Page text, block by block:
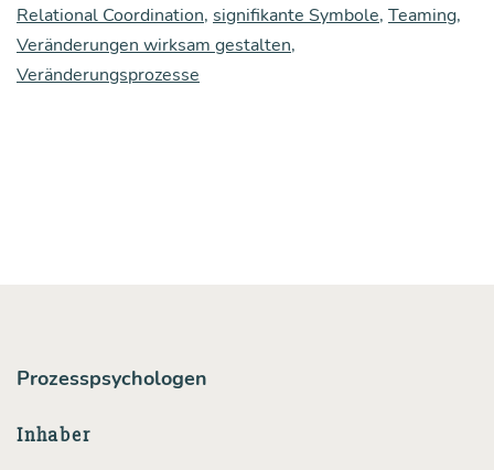
wie
ver­
Relational Coordination, signifikante Symbole, Teaming,
Veränderungen wirksam gestalten,
Veränderungsprozesse
Prozesspsychologen
Inhaber